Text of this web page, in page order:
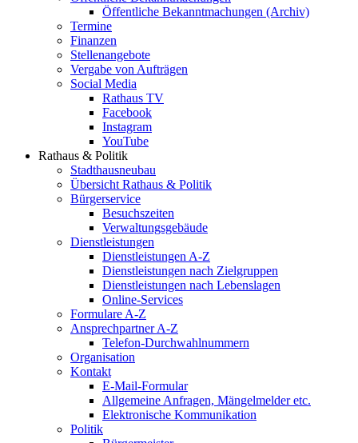
Öffentliche Bekanntmachungen (Archiv)
Termine
Finanzen
Stellenangebote
Vergabe von Aufträgen
Social Media
Rathaus TV
Facebook
Instagram
YouTube
Rathaus & Politik
Stadthausneubau
Übersicht Rathaus & Politik
Bürgerservice
Besuchszeiten
Verwaltungsgebäude
Dienstleistungen
Dienstleistungen A-Z
Dienstleistungen nach Zielgruppen
Dienstleistungen nach Lebenslagen
Online-Services
Formulare A-Z
Ansprechpartner A-Z
Telefon-Durchwahlnummern
Organisation
Kontakt
E-Mail-Formular
Allgemeine Anfragen, Mängelmelder etc.
Elektronische Kommunikation
Politik